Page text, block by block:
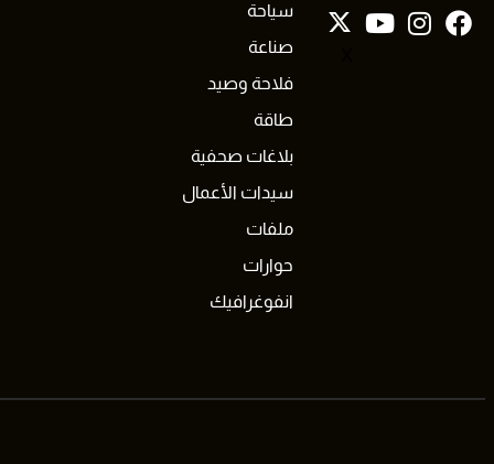
سياحة
صناعة
فلاحة وصيد
طاقة
بلاغات صحفية
سيدات الأعمال
ملفات
حوارات
انفوغرافيك